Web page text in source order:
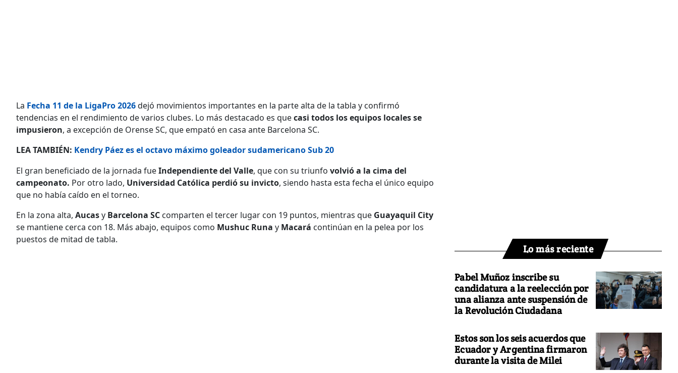
La Fecha 11 de la LigaPro 2026dejó movimientos importantes en la parte alta de la tabla y confirmó
tendencias en el rendimiento de varios clubes. Lo más destacado es quecasi todos los equipos locales se
impusieron, a excepción de Orense SC, que empató en casa ante Barcelona SC.
LEA TAMBIÉN: Kendry Páez es el octavo máximo goleador sudamericano Sub 20
El gran beneficiado de la jornada fueIndependiente del Valle, que con su triunfo volvió a la cima del
campeonato. Por otro lado, Universidad Católica perdió su invicto, siendo hasta esta fecha el único equipo
que no había caído en el torneo.
En la zona alta, Aucasy Barcelona SC comparten el tercer lugar con 19 puntos, mientras que Guayaquil City
se mantiene cerca con 18. Más abajo, equipos como Mushuc Runa y Macará continúan en la pelea por los
puestos de mitad de tabla.
Lo más reciente
Pabel Muñoz inscribe su
candidatura a la reelección por
una alianza ante suspensión de
la Revolución Ciudadana
Estos son los seis acuerdos que
Ecuador y Argentina firmaron
durante la visita de Milei